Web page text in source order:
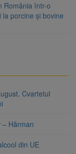
România într-o
porcine și bovine
Cvartetul
– Hărman
din UE